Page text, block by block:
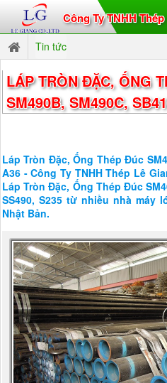
Công Ty TNHH
Tin tức
LÁP TRÒN ĐẶC, ỐNG
SM490B, SM490C,
Láp Tròn Đặc, Ống Thép Đúc
A36 - Công Ty TNHH Thép Lê
Láp Tròn Đặc, Ống Thép Đúc
SS490, S235 từ nhiều nhà máy
Nhật Bản.